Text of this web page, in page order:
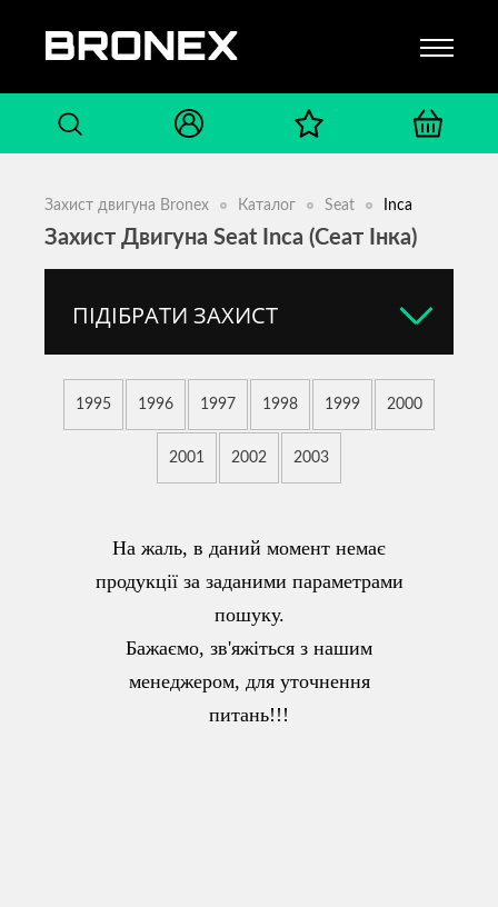
Захист двигуна Bronex Каталог Seat Inca
Захист Двигуна Seat Inca (Сеат Інка)
ПІДІБРАТИ ЗАХИСТ
1995 1996 1997 1998 1999 2000
2001 2002 2003
На жаль, в даний момент немає
продукції за заданими параметрами
пошуку.
Бажаємо, зв'яжіться з нашим
менеджером, для уточнення
питань!!!